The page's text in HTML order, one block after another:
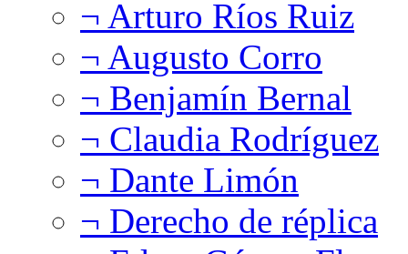
¬ Arturo Ríos Ruiz
¬ Augusto Corro
¬ Benjamín Bernal
¬ Claudia Rodríguez
¬ Dante Limón
¬ Derecho de réplica